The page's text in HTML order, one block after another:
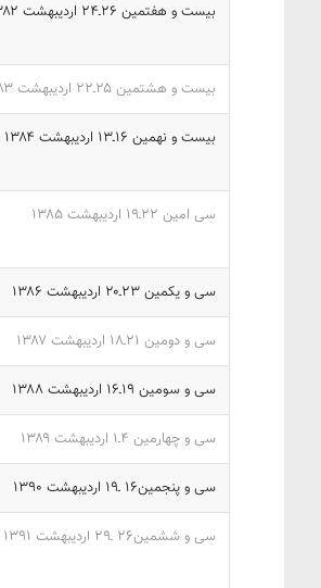
بیست و هفتمین ۲۶ـ‎‍۲۴‎ اردیبهشت ‎۱۳۸۲‎
بیست و هشتمین ۲۵ـ‎‍۲۲‎ اردیبهشت ‎۱۳۸۳‎
بیست و نهمین ۱۶ـ‎‍۱۳‎ اردیبهشت ‎۱۳۸۴‎
سی امین ۲۲ـ‎‍۱۹‎ اردیبهشت ‎۱۳۸۵‎
سی و یکمین ۲۳ـ‎‍۲۰‎ اردیبهشت ‎۱۳۸۶‎
سی و دومین ۲۱ـ‎‍۱۸‎ اردیبهشت ‎۱۳۸۷‎
سی و سومین ۱۹ـ‎‍۱۶‎ اردیبهشت ‎۱۳۸۸‎
سی و چهارمین ۴‎ـ۱‎ اردیبهشت ‎۱۳۸۹‎
سی و پنجمین‎ ۱۶ـ‍۱۹‎ اردیبهشت ‎۱۳۹۰‎
سی و ششمین‎ ۲۶ـ‍۲۹‎ اردیبهشت ‎۱۳۹۱‎